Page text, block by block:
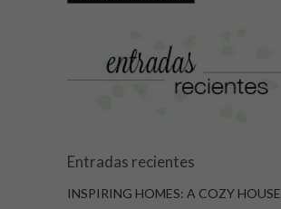
Entradas recientes
INSPIRING HOMES: A COZY HOUSE